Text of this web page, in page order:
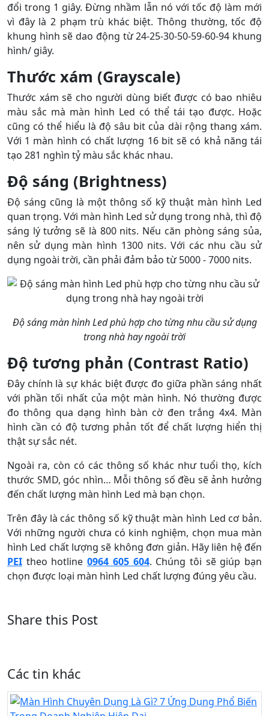
đổi trong 1 giây. Đừng nhầm lẫn nó với tốc độ làm mới
vì đây là 2 phạm trù khác biệt. Thông thường, tốc độ
khung hình sẽ dao động từ 24-25-30-50-59-60-94 khung
hình/ giây.
Thước xám (Grayscale)
Thước xám sẽ cho người dùng biết được có bao nhiêu
màu sắc mà màn hình Led có thể tái tạo được. Hoặc
cũng có thể hiểu là độ sâu bit của dài rộng thang xám.
Với 1 màn hình có chất lượng 16 bit sẽ có khả năng tái
tạo 281 nghìn tỷ màu sắc khác nhau.
Độ sáng (Brightness)
Độ sáng cũng là một thông số kỹ thuật màn hình Led
quan trọng. Với màn hình Led sử dụng trong nhà, thì độ
sáng lý tưởng sẽ là 800 nits. Nếu căn phòng sáng sủa,
nên sử dụng màn hình 1300 nits. Với các nhu cầu sử
dụng ngoài trời, cần phải đảm bảo từ 5000 - 7000 nits.
Độ sáng màn hình Led phù hợp cho từng nhu cầu sử dụng
trong nhà hay ngoài trời
Độ tương phản (Contrast Ratio)
Đây chính là sự khác biệt được đo giữa phần sáng nhất
với phần tối nhất của một màn hình. Nó thường được
đo thông qua dạng hình bàn cờ đen trắng 4x4. Màn
hình cần có độ tương phản tốt để chất lượng hiển thị
thật sự sắc nét.
Ngoài ra, còn có các thông số khác như tuổi thọ, kích
thước SMD, góc nhìn… Mỗi thông số đều sẽ ảnh hưởng
đến chất lượng màn hình Led mà bạn chọn.
Trên đây là các thông số kỹ thuật màn hình Led cơ bản.
Với những người chưa có kinh nghiệm, chọn mua màn
hình Led chất lượng sẽ không đơn giản. Hãy liên hệ đến
PEI theo hotline0964 605 604. Chúng tôi sẽ giúp bạn
chọn được loại màn hình Led chất lượng đúng yêu cầu.
Share this Post
Các tin khác